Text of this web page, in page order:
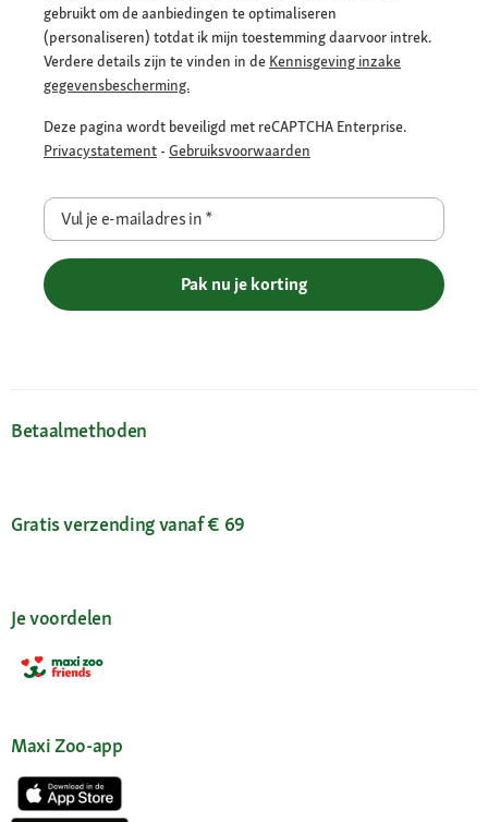
gebruikt om de aanbiedingen te optimaliseren
(personaliseren) totdat ik mijn toestemming daarvoor intrek.
Verdere details zijn te vinden in de Kennisgeving inzake
gegevensbescherming.
Deze pagina wordt beveiligd met reCAPTCHA Enterprise.
Privacystatement - Gebruiksvoorwaarden
Vul je e-mailadres in*
Pak nu je korting
Betaalmethoden
Gratis verzending vanaf € 69
Je voordelen
Maxi Zoo-app